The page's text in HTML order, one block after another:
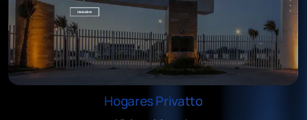
Hogares Privatto